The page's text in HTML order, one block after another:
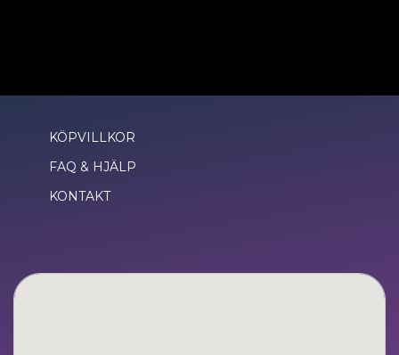
KÖPVILLKOR
FAQ & HJÄLP
KONTAKT